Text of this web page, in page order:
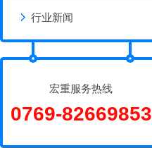
行业新闻
宏重服务热线
0769-82669853